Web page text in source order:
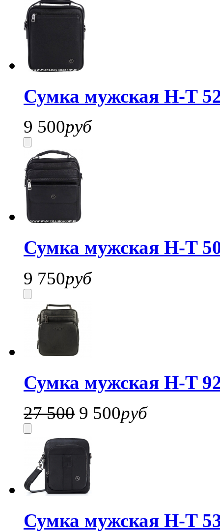
Сумка мужская H-T
9 500руб
Сумка мужская H-T
9 750руб
Сумка мужская H-T
27 500 9 500руб
Сумка мужская H-T